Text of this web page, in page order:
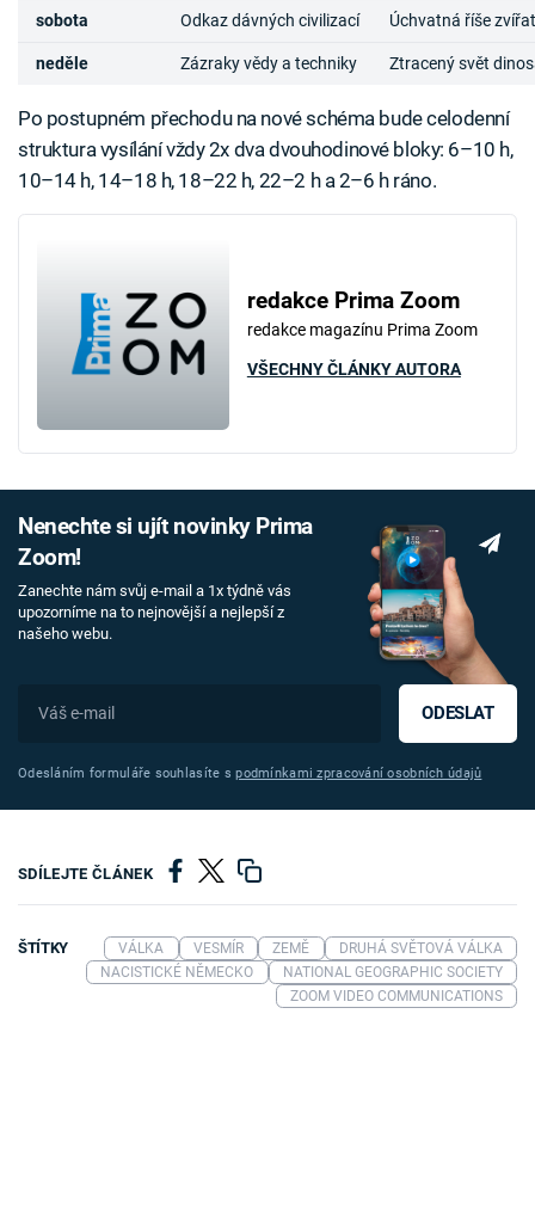
sobota Odkaz dávných civilizací Úchvatná říše zvířat
neděle Zázraky vědy a techniky Ztracený svět
Po postupném přechodu na nové schéma bude celodenní
struktura vysílání vždy 2x dva dvouhodinové bloky: 6–10 h,
10–14 h, 14–18 h, 18–22 h, 22–2 h a 2–6 h ráno.
redakce Prima Zoom
redakce magazínu Prima Zoom
VŠECHNY ČLÁNKY AUTORA
Nenechte si ujít novinky Prima
Zoom!
Zanechte nám svůj e-mail a 1x týdně vás
upozorníme na to nejnovější a nejlepší z
našeho webu.
ODESLAT
Odesláním formuláře souhlasíte spodmínkami zpracování osobních údajů
SDÍLEJTE ČLÁNEK
ŠTÍTKY VÁLKA VESMÍR ZEMĚ
DRUHÁ SVĚTOVÁ VÁLKA
NACISTICKÉ NĚMECKO
NATIONAL GEOGRAPHIC SOCIETY
ZOOM VIDEO COMMUNICATIONS